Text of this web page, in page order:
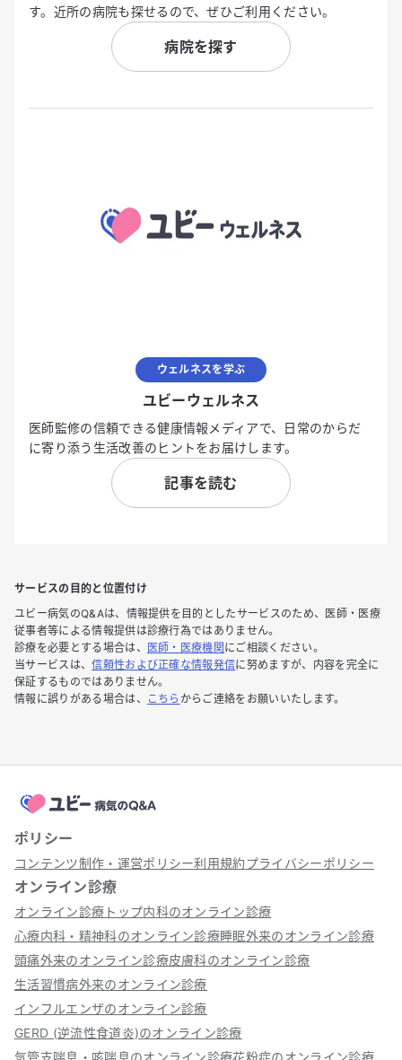
す。近所の病院も探せるので、ぜひご利用ください。
病院を探す
ウェルネスを学ぶ
ユビーウェルネス
医師監修の信頼できる健康情報メディアで、日常のからだ
に寄り添う生活改善のヒントをお届けします。
記事を読む
サービスの目的と位置付け
ユビー病気のQ&Aは、情報提供を目的としたサービスのため、医師・医療
従事者等による情報提供は診療行為ではありません。
診療を必要とする場合は、
医師・医療機関 にご相談ください。
当サービスは、信頼性および正確な情報発信に努めますが、内容を完全に
保証するものではありません。
情報に誤りがある場合は、
こちら からご連絡をお願いいたします。
ポリシー
コンテンツ制作・運営ポリシー利用規約プライバシーポリシー
オンライン診療
オンライン診療トップ内科のオンライン診療
心療内科・精神科のオンライン診療睡眠外来のオンライン診療
頭痛外来のオンライン診療皮膚科のオンライン診療
生活習慣病外来のオンライン診療
インフルエンザのオンライン診療
GERD (逆流性食道炎)のオンライン診療
気管支喘息・咳喘息のオンライン診療花粉症のオンライン診療